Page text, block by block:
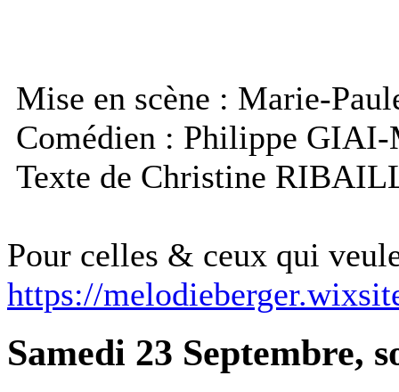
Mise en scène : Marie-
Comédien : Philippe
Texte de Christine
Pour celles & ceux qui
https://
Samedi 23 Septembre,